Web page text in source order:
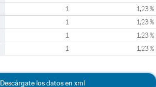
1 1,23 %
1 1,23 %
1 1,23 %
1 1,23 %
Descárgate los datos en xml